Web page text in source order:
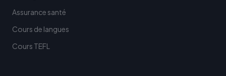
Assurance santé
Cours de langues
Cours TEFL